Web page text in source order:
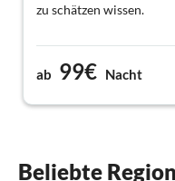
zu schätzen wissen.
ab 99€ Nacht
Beliebte